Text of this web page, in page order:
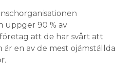
uppger 90 % av
att de har svårt att
är en av de mest ojämställda